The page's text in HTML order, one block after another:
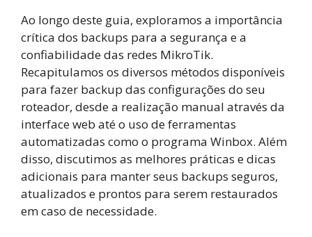
Ao longo deste guia, exploramos a importância
crítica dos backups para a segurança e a
confiabilidade das redes MikroTik.
Recapitulamos os diversos métodos disponíveis
para fazer backup das configurações do seu
roteador, desde a realização manual através da
interface web até o uso de ferramentas
automatizadas como o programa Winbox. Além
disso, discutimos as melhores práticas e dicas
adicionais para manter seus backups seguros,
atualizados e prontos para serem restaurados
em caso de necessidade.